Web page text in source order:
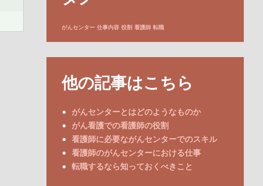
がんセンター 仕事内容 役割 看護師 転職
他の記事はこちら
がんセンターとはどのようなものか
がん看護での看護師の役割
看護師に必要ながんセンターでのスキル
看護師のがんセンターにおける仕事
転職するなら知っておくべきこと